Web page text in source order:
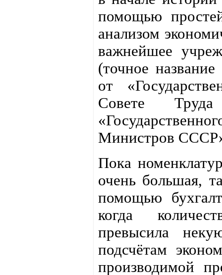
помощью
анализом
важнейшее
(точное
от
Совете
Министров
Пока
очень большая,
помощью
когда
превысила
подсчётам
производимой